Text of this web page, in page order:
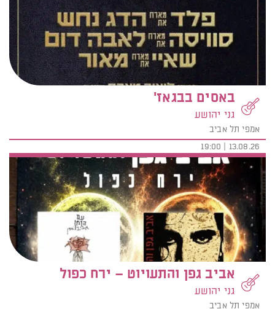
באסים בבגאז'
גני יהושע
אמפי תל אביב
13.08.26 | 19:00
אביב גפן והתעויוט – ירח כפול
גני יהושע
אמפי תל אביב